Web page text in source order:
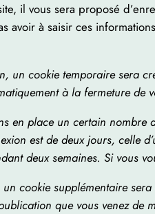
il vous sera proposé
avoir à saisir ces
un cookie temporaire sera
à la fermeture de
en place un certain
est de deux jours, celle
deux semaines. Si vous
cookie supplémentaire
que vous venez de